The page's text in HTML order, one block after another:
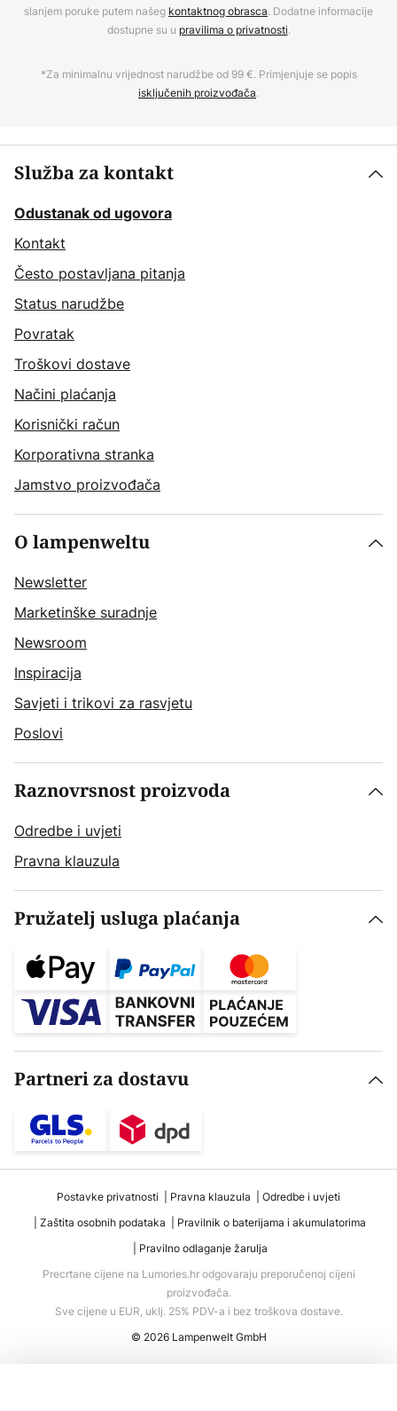
slanjem poruke putem našeg kontaktnog obrasca. Dodatne informacije
dostupne su u pravilima o privatnosti.
*Za minimalnu vrijednost narudžbe od 99 €. Primjenjuje se popis
isključenih proizvođača.
Služba za kontakt
Odustanak od ugovora
Kontakt
Često postavljana pitanja
Status narudžbe
Povratak
Troškovi dostave
Načini plaćanja
Korisnički račun
Korporativna stranka
Jamstvo proizvođača
O lampenweltu
Newsletter
Marketinške suradnje
Newsroom
Inspiracija
Savjeti i trikovi za rasvjetu
Poslovi
Raznovrsnost proizvoda
Odredbe i uvjeti
Pravna klauzula
Pružatelj usluga plaćanja
Partneri za dostavu
Postavke privatnosti Pravna klauzula
Odredbe i uvjeti
Zaštita osobnih podataka
Pravilnik o baterijama i akumulatorima
Pravilno odlaganje žarulja
Precrtane cijene na Lumories.hr odgovaraju preporučenoj cijeni
proizvođača.
Sve cijene u EUR, uklj. 25% PDV-a i bez troškova dostave.
© 2026 Lampenwelt GmbH